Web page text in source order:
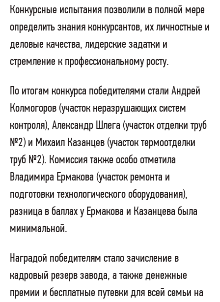
Конкурсные испытания позволили в полной мере
определить знания конкурсантов, их личностные и
деловые качества, лидерские задатки и
стремление к профессиональному росту.
По итогам конкурса победителями стали Андрей
Колмогоров (участок неразрушающих систем
контроля), Александр Шлега (участок отделки труб
№2) и Михаил Казанцев (участок термоотделки
труб №2). Комиссия также особо отметила
Владимира Ермакова (участок ремонта и
подготовки технологического оборудования),
разница в баллах у Ермакова и Казанцева была
минимальной.
Наградой победителям стало зачисление в
кадровый резерв завода, а также денежные
премии и бесплатные путевки для всей семьи на